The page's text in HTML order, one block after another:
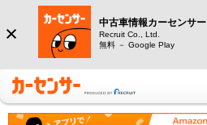
中古車情報カーセンサー
Recruit Co., Ltd.
無料 － Google Play